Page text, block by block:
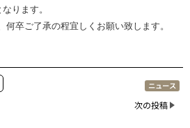
ります。
何卒ご了承の程宜しくお願い致します。
ニュース
次の投稿